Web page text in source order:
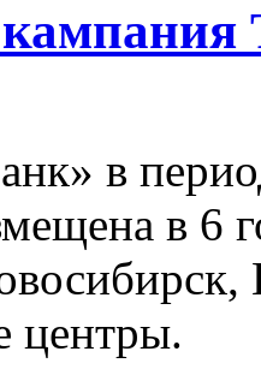
в
в 6
центры.